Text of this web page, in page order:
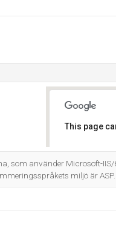
This page
som använder Microsoft-IIS/
miljö är